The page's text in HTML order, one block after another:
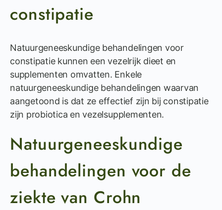
constipatie
Natuurgeneeskundige behandelingen voor
constipatie kunnen een vezelrijk dieet en
supplementen omvatten. Enkele
natuurgeneeskundige behandelingen waarvan
aangetoond is dat ze effectief zijn bij constipatie
zijn probiotica en vezelsupplementen.
Natuurgeneeskundige
behandelingen voor de
ziekte van Crohn